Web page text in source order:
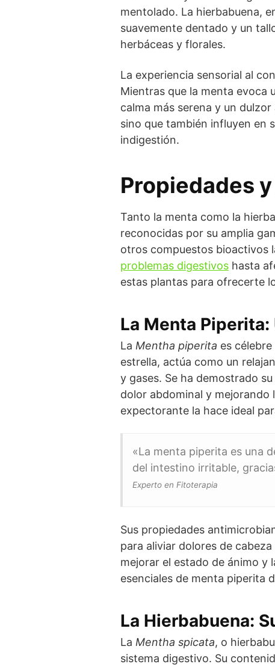
mentolado. La hierbabuena,
suavemente dentado y un
herbáceas y florales.
La experiencia sensorial al
Mientras que la menta evoca
calma más serena y un
sino que también influyen en
indigestión.
Propiedades
Tanto la menta como la
reconocidas por su amplia
otros compuestos bioactivos
problemas digestivos hasta
estas plantas para ofrecerte
La Menta
La Mentha piperita es
estrella, actúa como un
y gases. Se ha demostrado
dolor abdominal y mejorando
expectorante la hace ideal
«La menta piperita es una
del intestino irritable,
Experto en Fitoterapia
Sus propiedades
para aliviar dolores de
mejorar el estado de ánimo y
esenciales de menta piperita
La Hierbabuena:
La Mentha spicata, o
sistema digestivo. Su